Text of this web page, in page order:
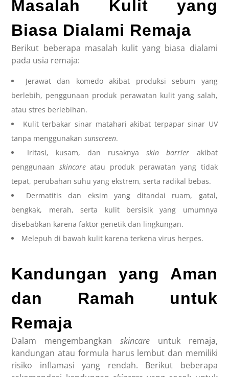
Masalah Kulit yang
Biasa Dialami Remaja
Berikut beberapa masalah kulit yang biasa dialami
pada usia remaja:
Jerawat dan komedo akibat produksi sebum yang
berlebih, penggunaan produk perawatan kulit yang salah,
atau stres berlebihan.
Kulit terbakar sinar matahari akibat terpapar sinar UV
tanpa menggunakansunscreen.
Iritasi, kusam, dan rusaknyaskin barrier akibat
penggunaan skincareatau produk perawatan yang tidak
tepat, perubahan suhu yang ekstrem, serta radikal bebas.
Dermatitis dan eksim yang ditandai ruam, gatal,
bengkak, merah, serta kulit bersisik yang umumnya
disebabkan karena faktor genetik dan lingkungan.
Melepuh di bawah kulit karena terkena virus herpes.
Kandungan yang Aman
dan Ramah untuk
Remaja
Dalam mengembangkan skincare untuk remaja,
kandungan atau formula harus lembut dan memiliki
risiko inflamasi yang rendah. Berikut beberapa